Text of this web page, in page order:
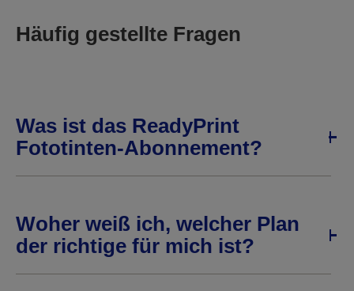
Häufig gestellte Fragen
Was ist das ReadyPrint
Fototinten-Abonnement?
Woher weiß ich, welcher Plan
der richtige für mich ist?